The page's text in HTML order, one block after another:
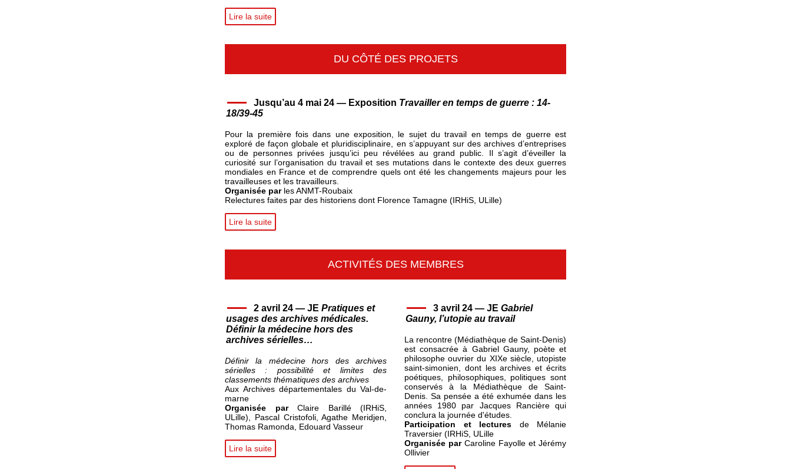
Lire la suite
DU CÔTÉ DES PROJETS
Jusqu’au 4 mai 24 — Exposition Travailler en temps de guerre : 14-
18/39-45
Pour la première fois dans une exposition, le sujet du travail en temps de guerre est
exploré de façon globale et pluridisciplinaire, en s’appuyant sur des archives d’entreprises
ou de personnes privées jusqu’ici peu révélées au grand public. Il s’agit d’éveiller la
curiosité sur l’organisation du travail et ses mutations dans le contexte des deux guerres
mondiales en France et de comprendre quels ont été les changements majeurs pour les
travailleuses et les travailleurs.
Organisée parles ANMT-Roubaix
Relectures faites par des historiens dont Florence Tamagne (IRHiS, ULille)
Lire la suite
ACTIVITÉS DES MEMBRES
2 avril 24 — JE Pratiques et
usages des archives médicales.
Définir la médecine hors des
archives sérielles…
Définir la médecine hors des archives
sérielles : possibilité et limites des
classements thématiques des archives
Aux Archives départementales du Val-de-
marne
Organisée parClaire Barillé (IRHiS,
ULille), Pascal Cristofoli, Agathe Meridjen,
Thomas Ramonda, Edouard Vasseur
Lire la suite
3 avril 24 — JE Gabriel
Gauny, l’utopie au travail
La rencontre (Médiathèque de Saint-Denis)
est consacrée à Gabriel Gauny, poète et
philosophe ouvrier du XIXe siècle, utopiste
saint-simonien, dont les archives et écrits
poétiques, philosophiques, politiques sont
conservés à la Médiathèque de Saint-
Denis. Sa pensée a été exhumée dans les
années 1980 par Jacques Rancière qui
conclura la journée d'études.
Participation et lectures de Mélanie
Traversier (IRHiS, ULille
Organisée parCaroline Fayolle et Jérémy
Ollivier